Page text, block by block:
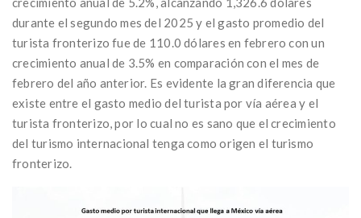
durante el segundo mes del 2025 y el gasto promedio del
turista fronterizo fue de 110.0 dólares en febrero con un
crecimiento anual de 3.5% en comparación con el mes de
febrero del año anterior. Es evidente la gran diferencia que
existe entre el gasto medio del turista por vía aérea y el
turista fronterizo, por lo cual no es sano que el crecimiento
del turismo internacional tenga como origen el turismo
fronterizo.